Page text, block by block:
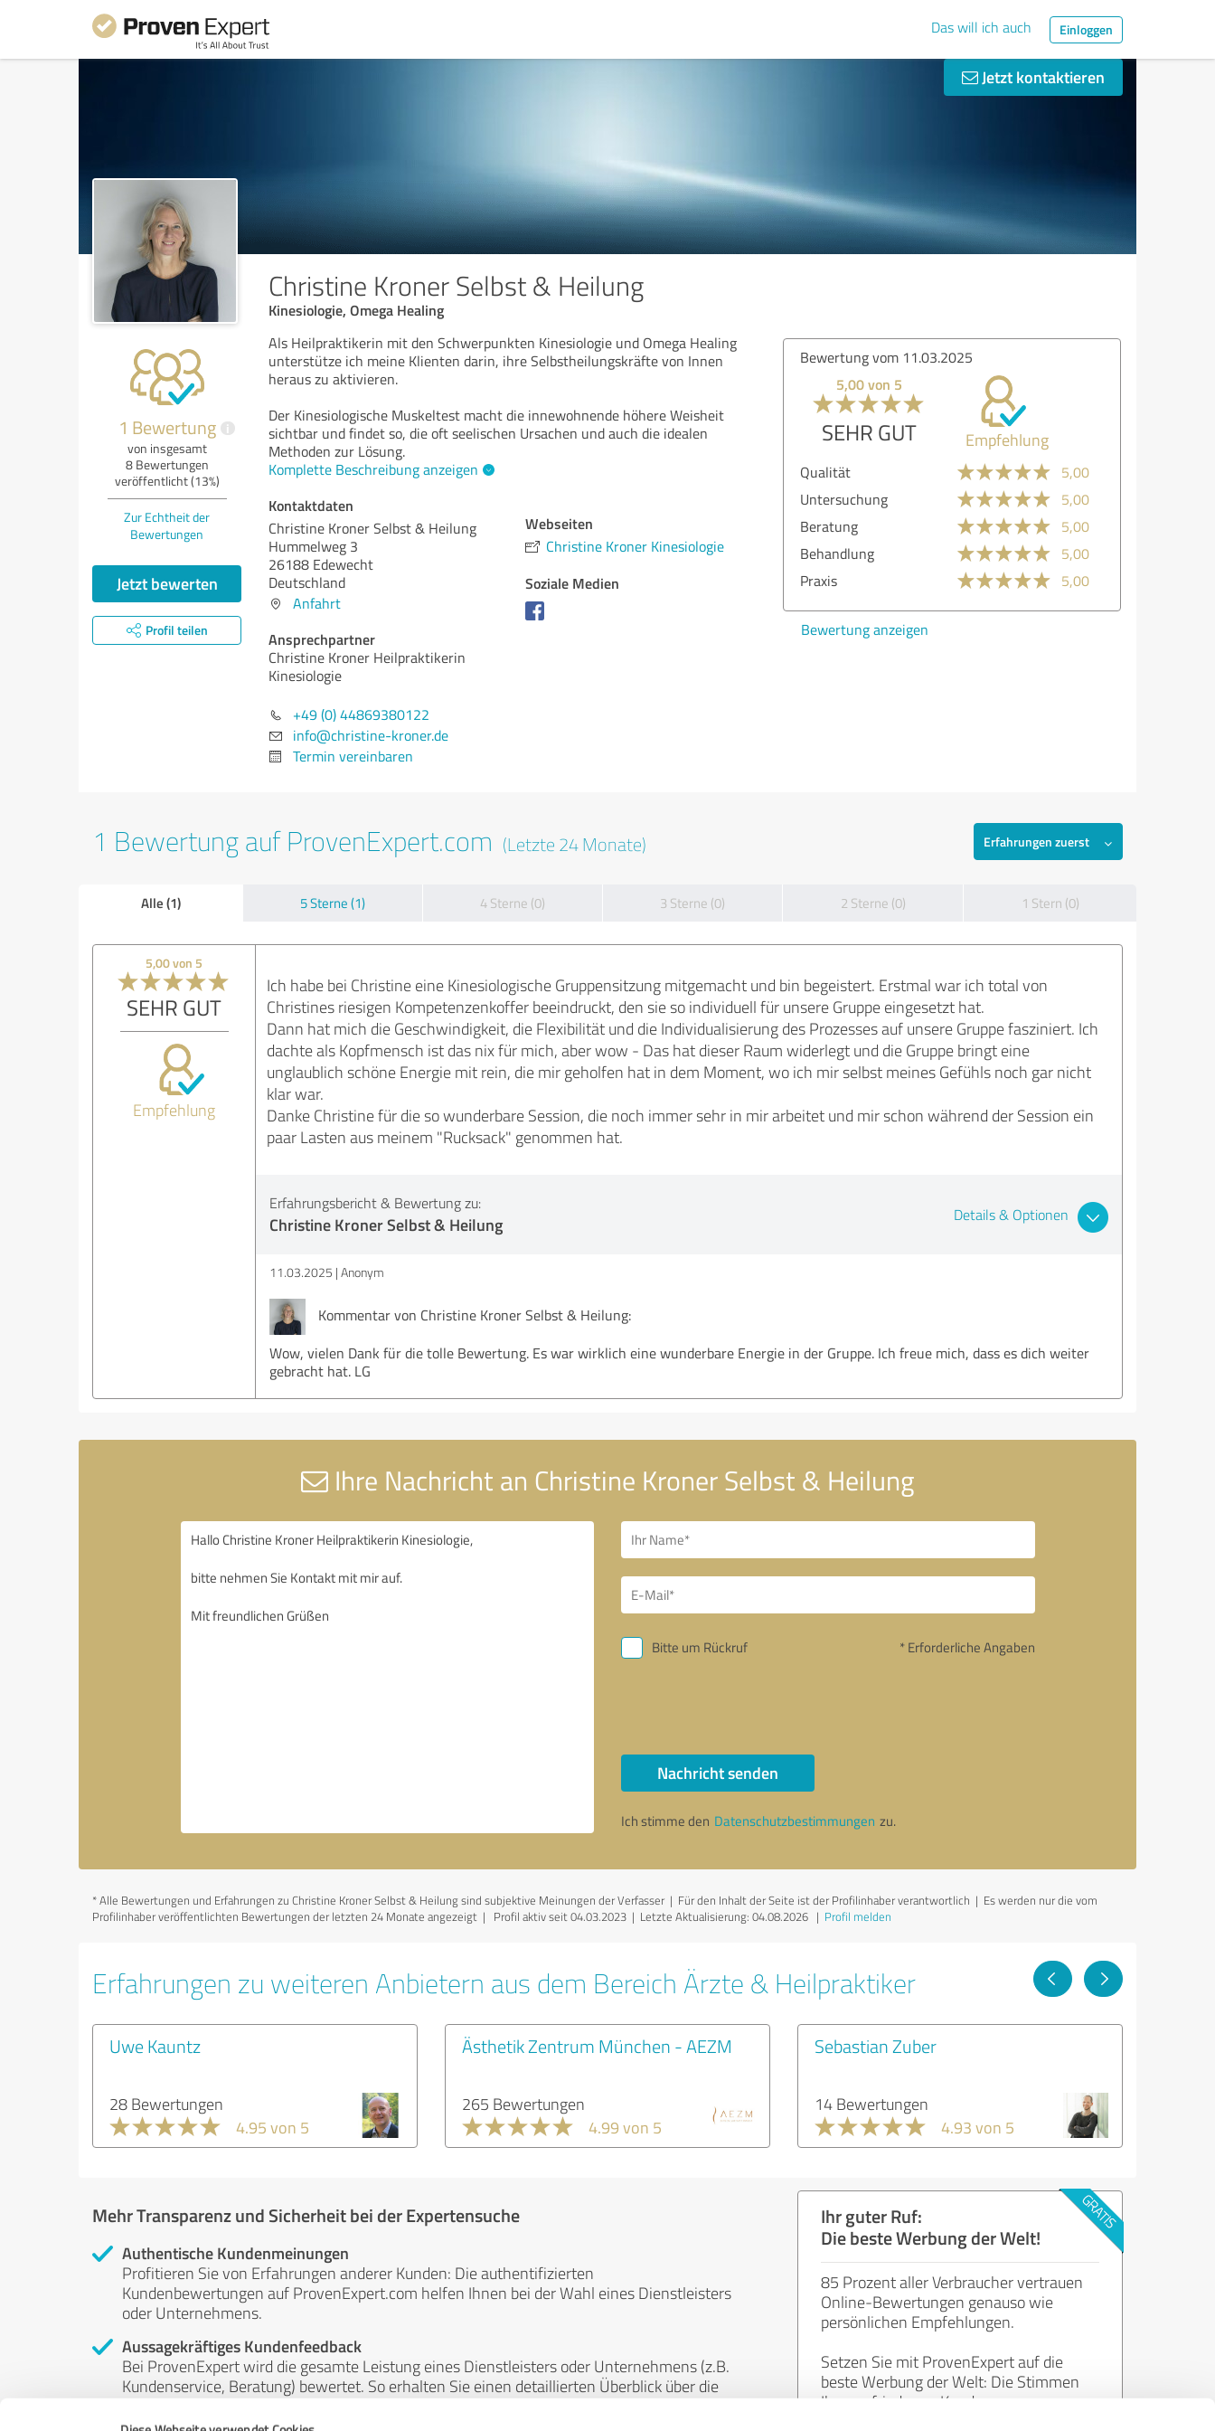
Das will ich auch Einloggen
Jetzt kontaktieren
Christine Kroner Selbst & Heilung
Kinesiologie, Omega Healing
1 Bewertung i
von insgesamt
8 Bewertungen
veröffentlicht (13%)
Zur Echtheit der
Bewertungen
Jetzt bewerten
Profil teilen
Als Heilpraktikerin mit den Schwerpunkten Kinesiologie und Omega Healing
unterstütze ich meine Klienten darin, ihre Selbstheilungskräfte von Innen
heraus zu aktivieren.
Der Kinesiologische Muskeltest macht die innewohnende höhere Weisheit
sichtbar und findet so, die oft seelischen Ursachen und auch die idealen
Methoden zur Lösung.
Komplette Beschreibung anzeigen
Kontaktdaten
Christine Kroner Selbst & Heilung
Hummelweg 3
26188 Edewecht
Deutschland
Anfahrt
Ansprechpartner
Christine Kroner Heilpraktikerin
Kinesiologie
+49 (0) 44869380122
info@christine-kroner.de
Termin vereinbaren
Webseiten
Christine Kroner Kinesiologie
Soziale Medien
Bewertung vom 11.03.2025
5,00 von 5
SEHR GUT Empfehlung
Qualität
5,00
Untersuchung
5,00
Beratung
5,00
Behandlung
5,00
Praxis
5,00
Bewertung anzeigen
1 Bewertung auf ProvenExpert.com (Letzte 24 Monate) Erfahrungen zuerst
Alle (1) 5 Sterne (1) 4 Sterne (0) 3 Sterne (0) 2 Sterne (0) 1 Stern (0)
5,00 von 5
SEHR GUT
Empfehlung
Ich habe bei Christine eine Kinesiologische Gruppensitzung mitgemacht und bin begeistert. Erstmal war ich total von
Christines riesigen Kompetenzenkoffer beeindruckt, den sie so individuell für unsere Gruppe eingesetzt hat.
Dann hat mich die Geschwindigkeit, die Flexibilität und die Individualisierung des Prozesses auf unsere Gruppe fasziniert. Ich
dachte als Kopfmensch ist das nix für mich, aber wow - Das hat dieser Raum widerlegt und die Gruppe bringt eine
unglaublich schöne Energie mit rein, die mir geholfen hat in dem Moment, wo ich mir selbst meines Gefühls noch gar nicht
klar war.
Danke Christine für die so wunderbare Session, die noch immer sehr in mir arbeitet und mir schon während der Session ein
paar Lasten aus meinem "Rucksack" genommen hat.
Erfahrungsbericht & Bewertung zu:
Christine Kroner Selbst & Heilung Details & Optionen
11.03.2025 Anonym
Kommentar von Christine Kroner Selbst & Heilung:
Wow, vielen Dank für die tolle Bewertung. Es war wirklich eine wunderbare Energie in der Gruppe. Ich freue mich, dass es dich weiter
gebracht hat. LG
Ihre Nachricht an Christine Kroner Selbst & Heilung
Bitte um Rückruf * Erforderliche Angaben
Nachricht senden
Ich stimme den Datenschutzbestimmungen zu.
*Alle Bewertungen und Erfahrungen zu Christine Kroner Selbst & Heilung sind subjektive Meinungen der Verfasser | Für den Inhalt der Seite ist der Profilinhaber verantwortlich | Es werden nur die vom
Profilinhaber veröffentlichten Bewertungen der letzten 24 Monate angezeigt | Profil aktiv seit 04.03.2023 | Letzte Aktualisierung: 04.08.2026 | Profil melden
Erfahrungen zu weiteren Anbietern aus dem Bereich Ärzte & Heilpraktiker
Uwe Kauntz
28 Bewertungen
4.95 von 5
Ästhetik Zentrum München - AEZM
265 Bewertungen
4.99 von 5
Sebastian Zuber
14 Bewertungen
4.93 von 5
Mehr Transparenz und Sicherheit bei der Expertensuche
Authentische Kundenmeinungen
Profitieren Sie von Erfahrungen anderer Kunden: Die authentifizierten
Kundenbewertungen auf ProvenExpert.com helfen Ihnen bei der Wahl eines Dienstleisters
oder Unternehmens.
Aussagekräftiges Kundenfeedback
Bei ProvenExpert wird die gesamte Leistung eines Dienstleisters oder Unternehmens (z.B.
Kundenservice, Beratung) bewertet. So erhalten Sie einen detaillierten Überblick über die
Ihr guter Ruf:
Die beste Werbung der Welt!
85 Prozent aller Verbraucher vertrauen
Online-Bewertungen genauso wie
persönlichen Empfehlungen.
Setzen Sie mit ProvenExpert auf die
beste Werbung der Welt: Die Stimmen
Ihrer zufriedenen Kunden.